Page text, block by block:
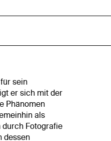
sein
er sich mit der
Phänomen
als
durch Fotografie
dessen